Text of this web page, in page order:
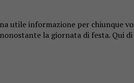
utile informazione per chiunque
la giornata di festa. Qui